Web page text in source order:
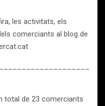
les activitats, els
comerciants al blog de
total de 23 comerciants